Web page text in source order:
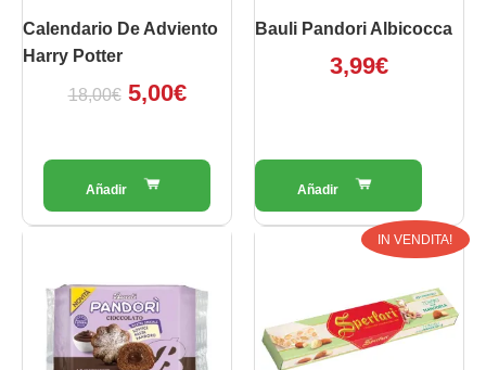
Calendario De Adviento
Harry Potter
18,00€ 5,00€
Bauli Pandori Albicocca
3,99€
IN VENDITA!
Il
originale
era:
Il
attuale
è: